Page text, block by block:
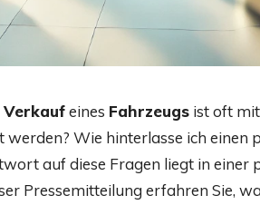
Verkaufeines Fahrzeugs ist oft
Wie hinterlasse ich einen
auf diese Fragen liegt in einer
Pressemitteilung erfahren Sie,